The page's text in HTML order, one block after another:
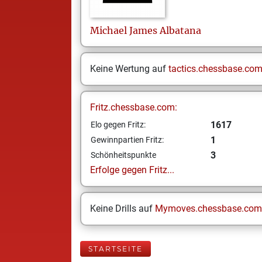
Michael James Albatana
Keine Wertung auf tactics.chessbase.com
Fritz.chessbase.com:
Elo gegen Fritz: 1617
Gewinnpartien Fritz: 1
Schönheitspunkte
3
Erfolge gegen Fritz...
Keine Drills auf Mymoves.chessbase.com
STARTSEITE